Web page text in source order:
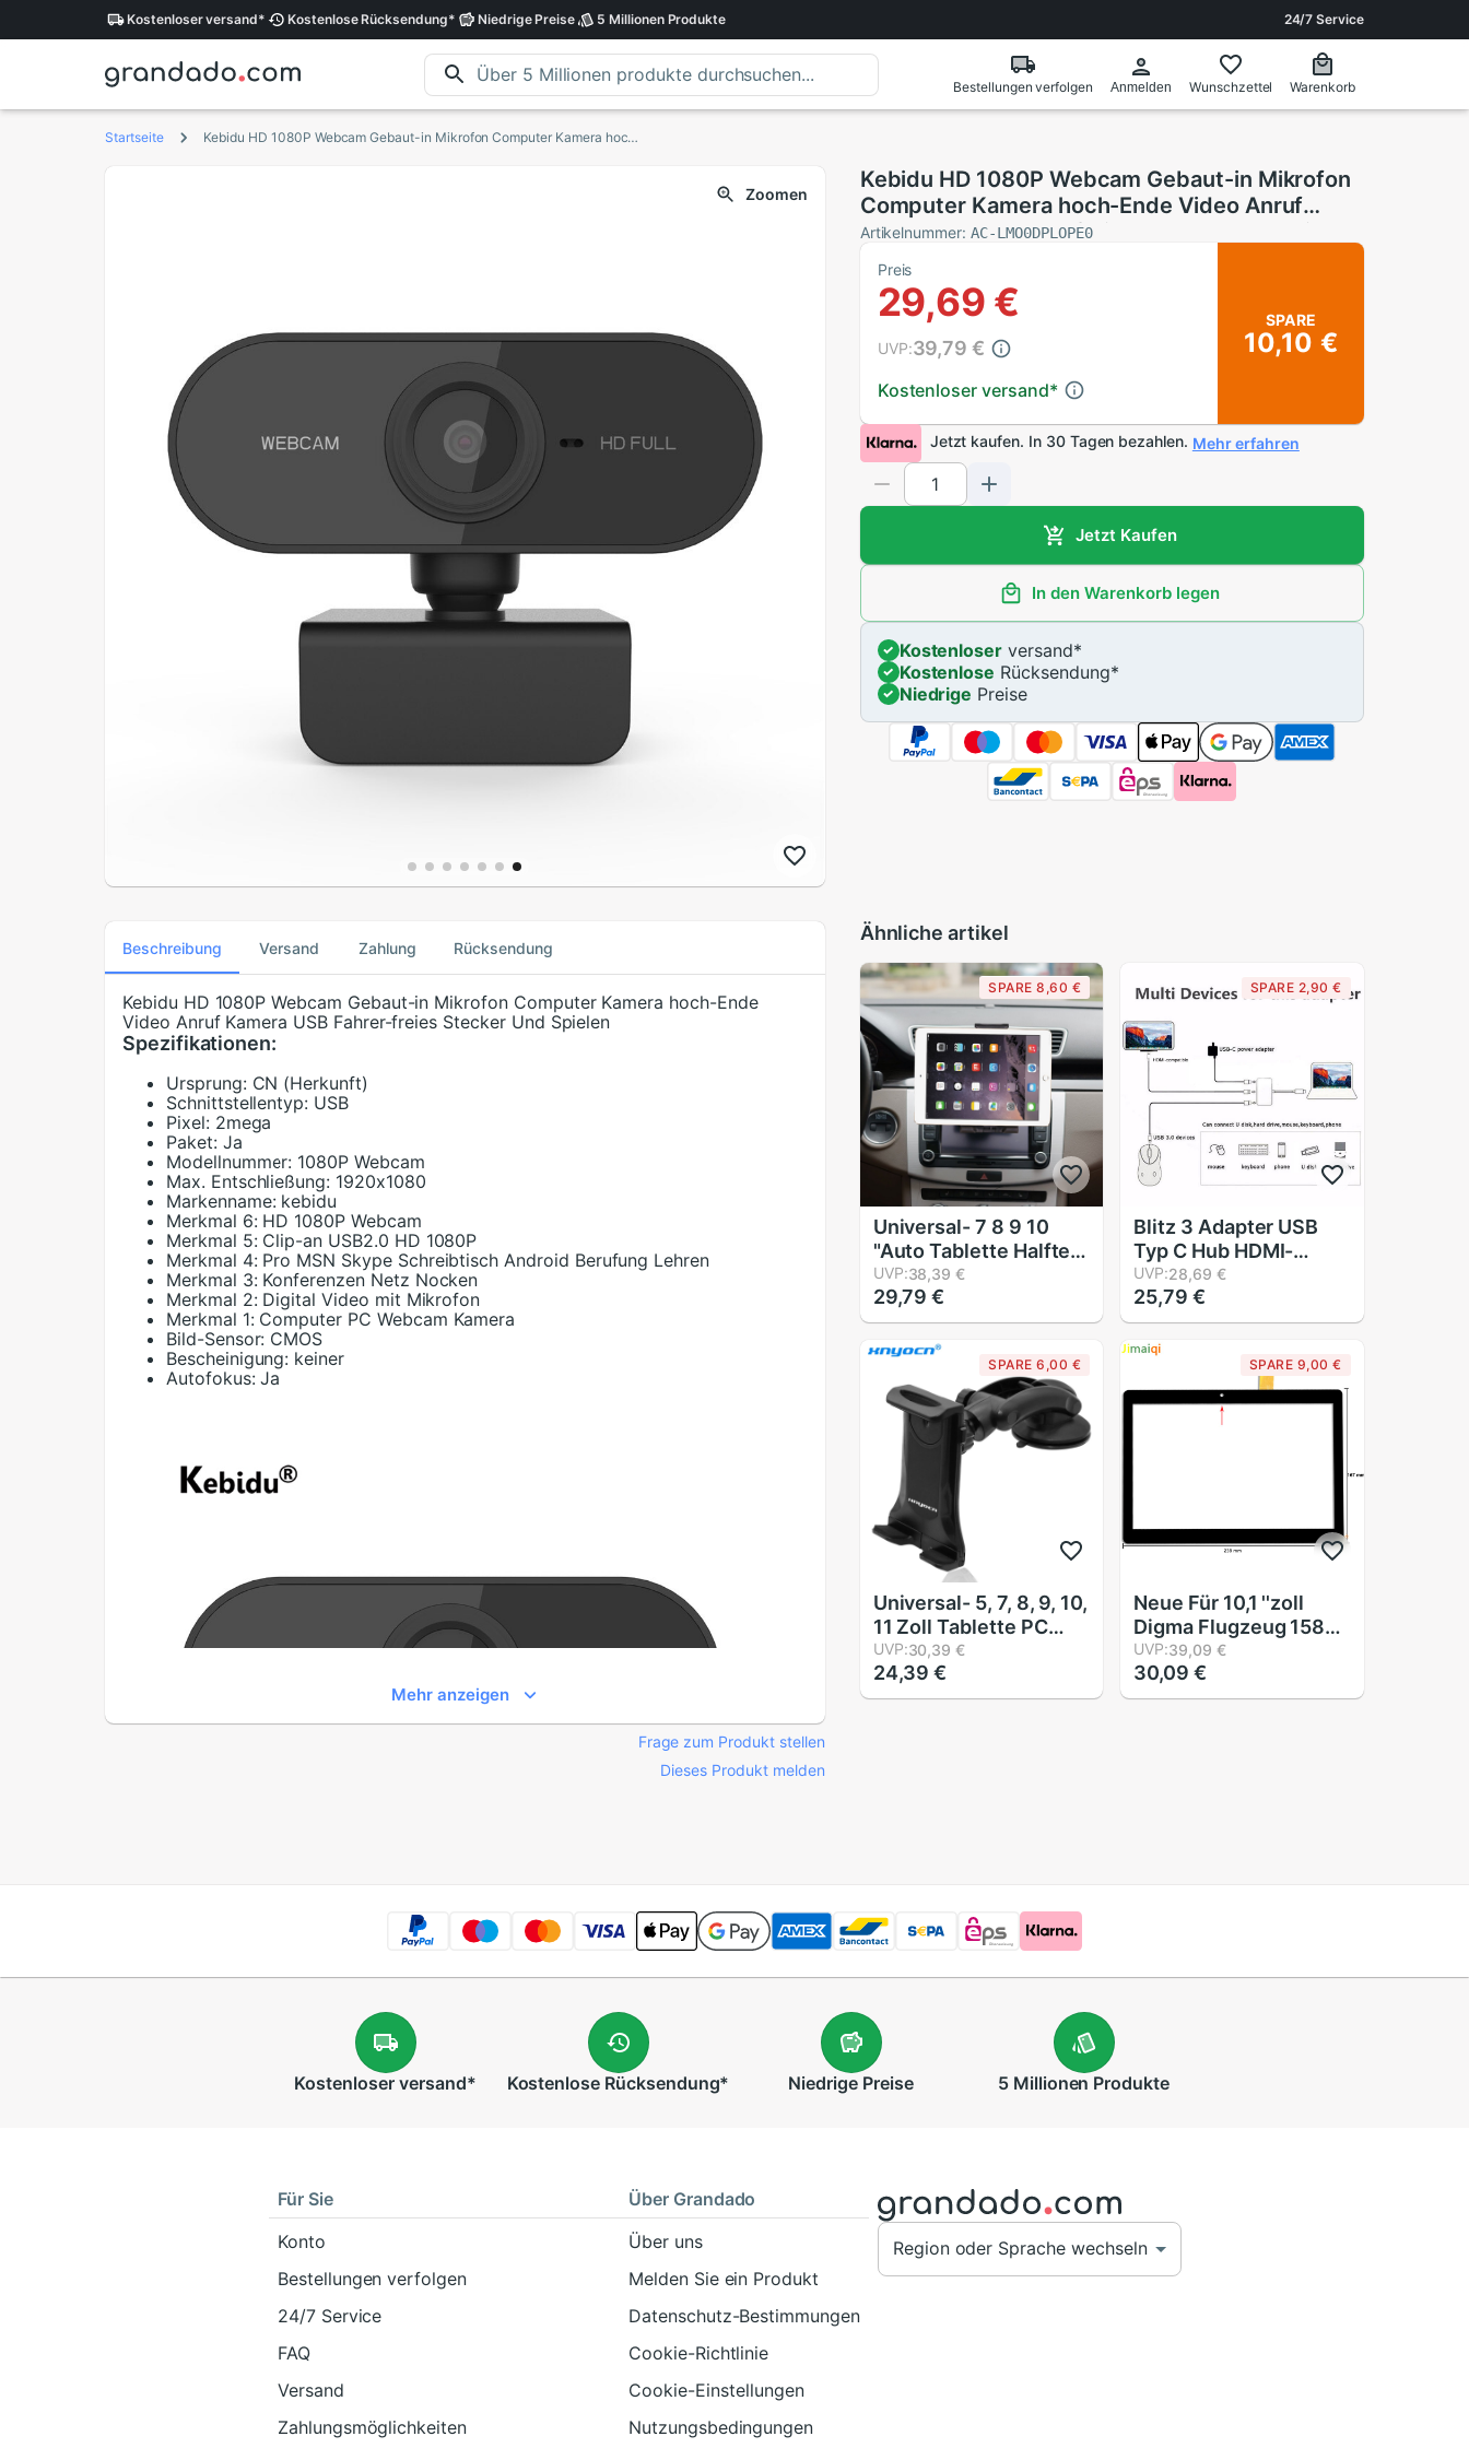
Kostenloserversand* KostenloseRücksendung* NiedrigePreise 5 MillionenProdukte 24/7 Service
Bestellungen verfolgen Anmelden Wunschzettel Warenkorb
Startseite Kebidu HD 1080P Webcam Gebaut-in Mikrofon Computer Kamera hoch-Ende Video Anruf Kamera USB Fahrer-freies Stecker Und Spielen
Zoomen
Kebidu HD 1080P Webcam Gebaut-in Mikrofon
Computer Kamera hoch-Ende Video Anruf
Kamera USB Fahrer-freies Stecker Und Spielen
Artikelnummer:AC-LMO0DPLOPE0
Preis
29,69 €
Kostenloser versand*
UVP:39,79 €
SPARE
10,10 €
Jetzt kaufen. In 30 Tagen bezahlen. Mehr erfahren
Jetzt Kaufen
In den Warenkorb legen
Kostenloser versand*
Kostenlose Rücksendung*
Niedrige Preise
Beschreibung Versand Zahlung Rücksendung
Kebidu HD 1080P Webcam Gebaut-in Mikrofon Computer Kamera hoch-Ende
Video Anruf Kamera USB Fahrer-freies Stecker Und Spielen
Spezifikationen:
Ursprung: CN (Herkunft)
Schnittstellentyp: USB
Pixel: 2mega
Paket: Ja
Modellnummer: 1080P Webcam
Max. Entschließung: 1920x1080
Markenname: kebidu
Merkmal 6: HD 1080P Webcam
Merkmal 5: Clip-an USB2.0 HD 1080P
Merkmal 4: Pro MSN Skype Schreibtisch Android Berufung Lehren
Merkmal 3: Konferenzen Netz Nocken
Merkmal 2: Digital Video mit Mikrofon
Merkmal 1: Computer PC Webcam Kamera
Bild-Sensor: CMOS
Bescheinigung: keiner
Autofokus: Ja
Mehr anzeigen
Frage zum Produkt stellen
Dieses Produkt melden
Ähnliche artikel
SPARE 8,60 €
Universal- 7 8 9 10
"Auto Tablette Halfter
Auto Auto CD
Halterung Tablette PC
Halfter Stehen für IPad
2 3 4 5 6 Luft 1 2
Tablette Auto Halfter
UVP:38,39 €
29,79 €
SPARE 2,90 €
Blitz 3 Adapter USB
Typ C Hub HDMI-
kompatibel 4K
unterstützung
Samsung Dex modus
USB-C Dock mit PD für
MacBook Profi/Luft
UVP:28,69 €
25,79 €
SPARE 6,00 €
Universal- 5, 7, 8, 9, 10,
11 Zoll Tablette PC
Ständer Auto
Windschutzscheibe
Armaturenbrett
UVP:30,39 €
24,39 €
SPARE 9,00 €
Neue Für 10,1 ''zoll
Digma Flugzeug 1584
S 3G PS1201PG
Tablette PC
touchscreen digitizer-
UVP:39,09 €
30,09 €
Kostenloserversand* Kostenlose Rücksendung* NiedrigePreise 5 Millionen Produkte
Für Sie
Konto
Bestellungen verfolgen
24/7 Service
FAQ
Versand
Zahlungsmöglichkeiten
Über Grandado
Über uns
Melden Sie ein Produkt
Datenschutz-Bestimmungen
Cookie-Richtlinie
Cookie-Einstellungen
Nutzungsbedingungen
Region oder Sprache wechseln